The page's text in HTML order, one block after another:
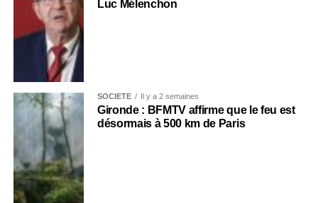
Luc Mélenchon
SOCIÉTÉ Il y a 2 semaines
Gironde : BFMTV affirme que le feu est
désormais à 500 km de Paris